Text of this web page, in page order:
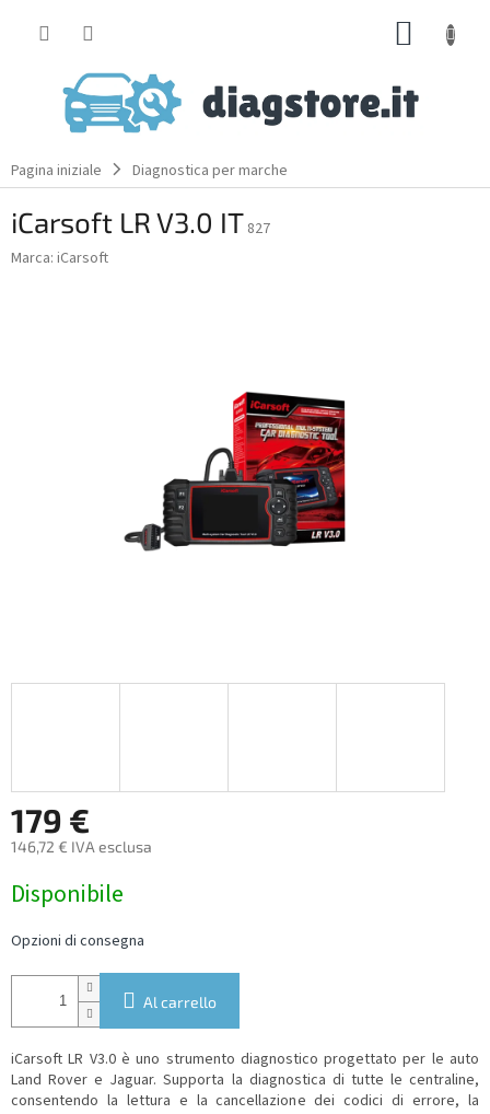
Pagina iniziale Diagnostica per marche
iCarsoft LR V3.0 IT 827
Marca: iCarsoft
179 €
146,72 € IVA esclusa
price:
Disponibile
Opzioni di consegna
Al carrello
iCarsoft LR V3.0 è uno strumento diagnostico progettato per le auto
Land Rover e Jaguar. Supporta la diagnostica di tutte le centraline,
consentendo la lettura e la cancellazione dei codici di errore, la